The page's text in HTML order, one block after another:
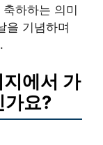
하하는 의미
을 기념하며
에서 가
가요?